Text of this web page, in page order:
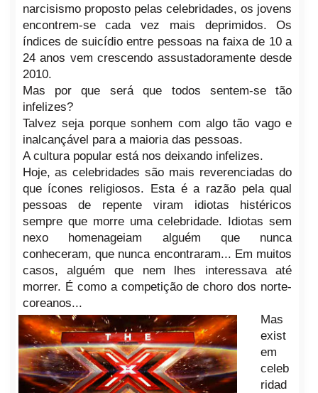
narcisismo proposto pelas celebridades, os jovens
encontrem-se cada vez mais deprimidos. Os
índices de suicídio entre pessoas na faixa de 10 a
24 anos vem crescendo assustadoramente desde
2010.
Mas por que será que todos sentem-se tão
infelizes?
Talvez seja porque sonhem com algo tão vago e
inalcançável para a maioria das pessoas.
A cultura popular está nos deixando infelizes.
Hoje, as celebridades são mais reverenciadas do
que ícones religiosos. Esta é a razão pela qual
pessoas de repente viram idiotas histéricos
sempre que morre uma celebridade. Idiotas sem
nexo homenageiam alguém que nunca
conheceram, que nunca encontraram... Em muitos
casos, alguém que nem lhes interessava até
morrer. É como a competição de choro dos norte-
coreanos...
Mas
exist
em
celeb
ridad